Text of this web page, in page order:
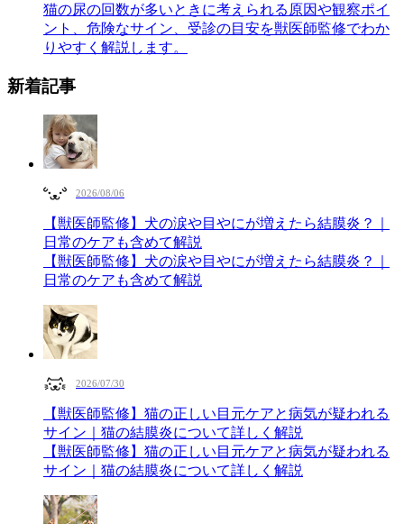
猫の尿の回数が多いときに考えられる原因や観察ポイ
ント、危険なサイン、受診の目安を獣医師監修でわか
りやすく解説します。
新着記事
2026/08/06
【獣医師監修】犬の涙や目やにが増えたら結膜炎？｜
日常のケアも含めて解説
【獣医師監修】犬の涙や目やにが増えたら結膜炎？｜
日常のケアも含めて解説
2026/07/30
【獣医師監修】猫の正しい目元ケアと病気が疑われる
サイン｜猫の結膜炎について詳しく解説
【獣医師監修】猫の正しい目元ケアと病気が疑われる
サイン｜猫の結膜炎について詳しく解説